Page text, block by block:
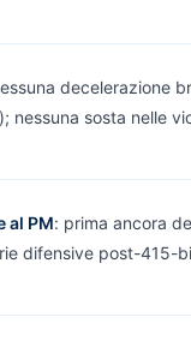
decelerazione
nessuna sosta nelle
al PM: prima ancora
difensive post-415-